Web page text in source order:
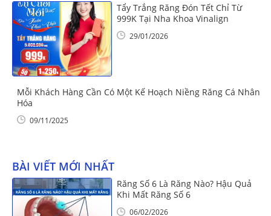
Tẩy Trắng Răng Đón Tết Chỉ Từ
999K Tại Nha Khoa Vinalign
29/01/2026
Mỗi Khách Hàng Cần Có Một Kế Hoạch Niềng Răng Cá Nhân
Hóa
09/11/2025
BÀI VIẾT MỚI NHẤT
Răng Số 6 Là Răng Nào? Hậu Quả
Khi Mất Răng Số 6
06/02/2026